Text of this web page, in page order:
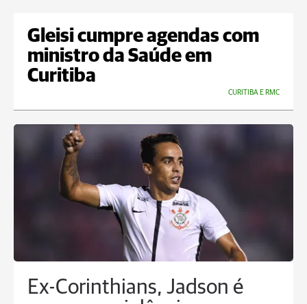
Gleisi cumpre agendas com
ministro da Saúde em
Curitiba
CURITIBA E RMC
Ex-Corinthians, Jadson é